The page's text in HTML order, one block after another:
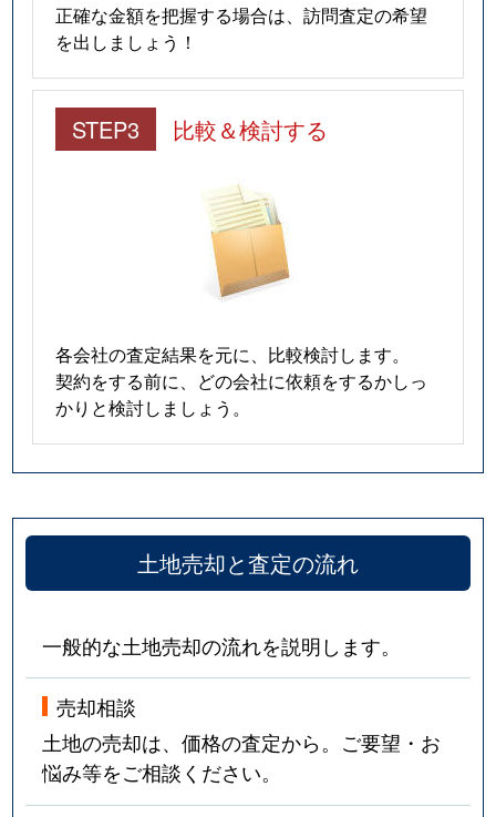
正確な金額を把握する場合は、訪問査定の希望
を出しましょう！
STEP3 比較＆検討する
各会社の査定結果を元に、比較検討します。
契約をする前に、どの会社に依頼をするかしっ
かりと検討しましょう。
土地売却と査定の流れ
一般的な土地売却の流れを説明します。
売却相談
土地の売却は、価格の査定から。ご要望・お
悩み等をご相談ください。